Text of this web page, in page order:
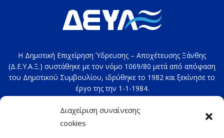
Διαχείριση συναίνεσης
cookies
Η Δημοτική Επιχείρηση Ύδρευσης – Αποχέτευσης Ξάνθης
(Δ.Ε.Υ.Α.Ξ.) συστάθηκε με τον νόμο 1069/80 μετά από απόφαση
του Δημοτικού Συμβουλίου, ιδρύθηκε το 1982 και ξεκίνησε το
έργο της την 1-1-1984.
e-mail:deyax@deyaxanthis.gr
Διεύθυνση: Τέρμα 4ης Οκτωβρίου